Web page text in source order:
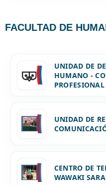
UNIDAD DE
HUMANO -
PROFESIONAL
UNIDAD DE
CENTRO DE
WAWAKI